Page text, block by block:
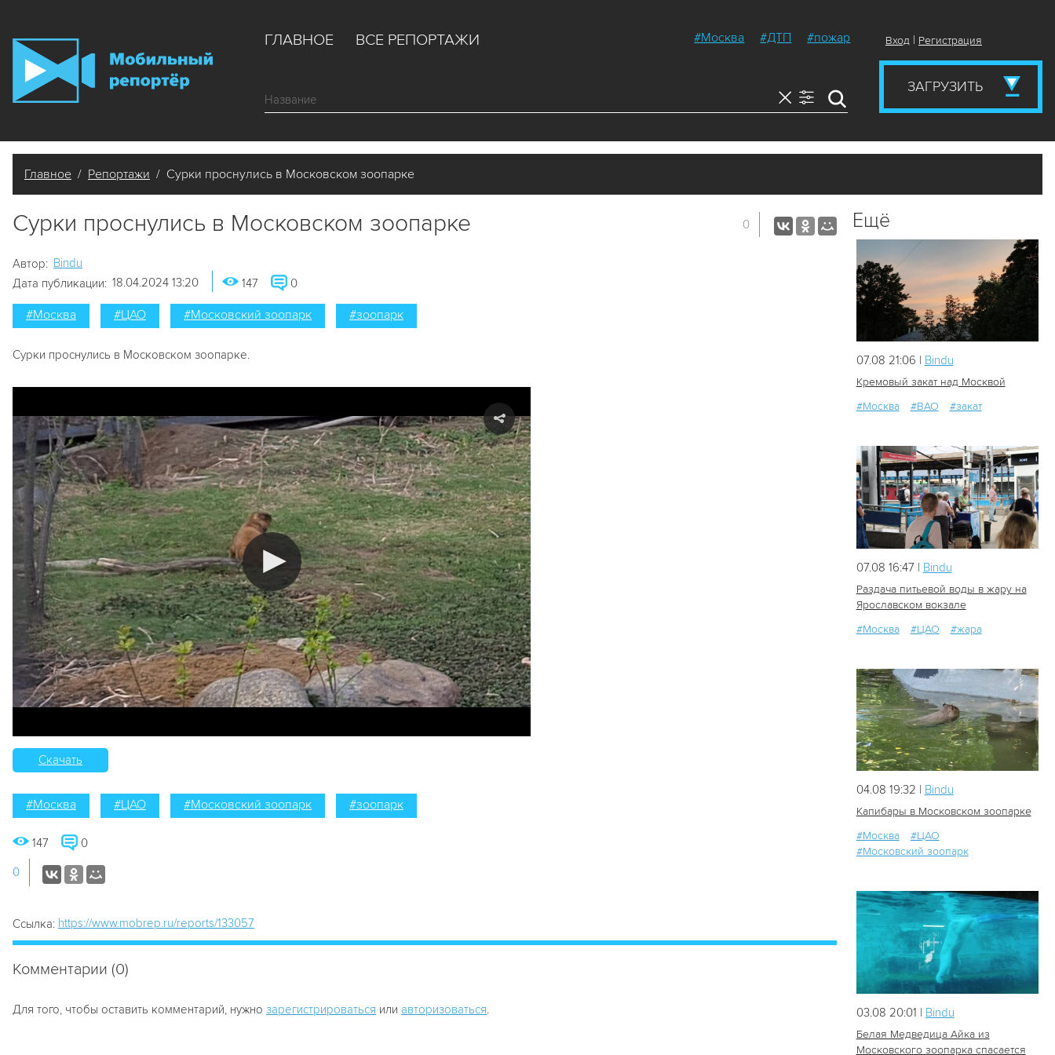
ГЛАВНОЕ ВСЕ РЕПОРТАЖИ #Москва #ДТП #пожар Вход | Регистрация
ЗАГРУЗИТЬ
Главное / Репортажи / Сурки проснулись в Московском зоопарке
Сурки проснулись в Московском зоопарке 0
Автор: Bindu
Дата публикации: 18.04.2024 13:20 147 0
#Москва #ЦАО #Московский зоопарк #зоопарк
Сурки проснулись в Московском зоопарке.
Скачать
#Москва #ЦАО #Московский зоопарк #зоопарк
147 0
0
Ссылка: https://www.mobrep.ru/reports/133057
Комментарии (0)
Для того, чтобы оставить комментарий, нужно зарегистрироваться или авторизоваться.
Ещё
07.08 21:06 | Bindu
Кремовый закат над Москвой
#Москва
#ВАО #закат
34
07.08 16:47 | Bindu
Раздача питьевой воды в жару на
Ярославском вокзале
#Москва
#ЦАО #жара
04.08 19:32 | Bindu
Капибары в Московском зоопарке
#Москва
#ЦАО
#Московский зоопарк
03.08 20:01 | Bindu
Белая Медведица Айка из
Московского зоопарка спасается